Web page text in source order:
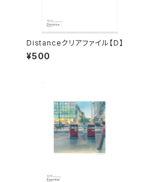
Distanceクリアファイル【D】
¥500